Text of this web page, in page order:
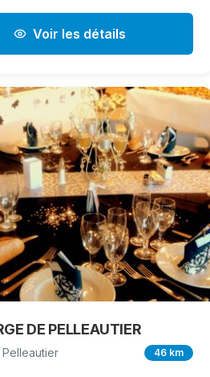
Voir les détails
DE PELLEAUTIER
46 km